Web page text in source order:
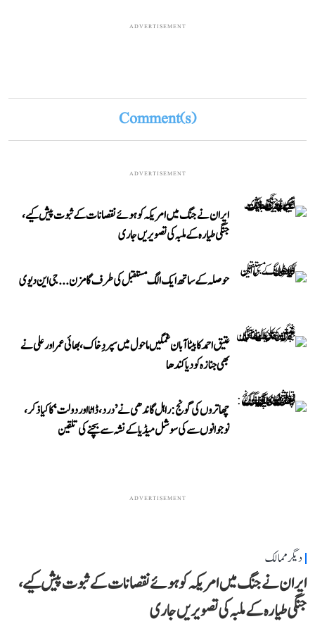
ADVERTISEMENT
Comment(s)
ADVERTISEMENT
ایران نے جنگ میں امریکہ کو ہوئے نقصانات کے ثبوت پیش کیے،
جنگی طیارہ کے ملبہ کی تصویریں جاری
حوصلہ کے ساتھ ایک الگ مستقبل کی طرف گامزن... جی این دیوی
عتیق احمد کا بیٹا آبان غمگین ماحول میں سپردِ خاک، بھائی عمر اور علی نے
بھی جنازہ کو دیا کندھا
چھاتروں کی گونج: راہل گاندھی نے ’درد، ڈاٹا اور دولت‘ کا کیا ذکر،
نوجوانوں سے کی سوشل میڈیا کے نشہ سے بچنے کی تلقین
ADVERTISEMENT
دیگر ممالک
ایران نے جنگ میں امریکہ کو ہوئے نقصانات کے ثبوت پیش کیے،
جنگی طیارہ کے ملبہ کی تصویریں جاری